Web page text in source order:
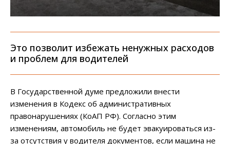
Это позволит избежать ненужных расходов
и проблем для водителей
В Государственной думе предложили внести
изменения в Кодекс об административных
правонарушениях (КоАП РФ). Согласно этим
изменениям, автомобиль не будет эвакуироваться из-
за отсутствия у водителя документов, если машина не